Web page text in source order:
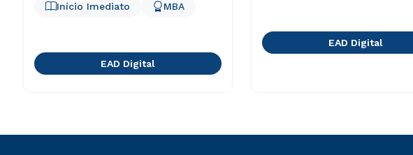
Início Imediato MBA
EAD Digital
EAD Digital